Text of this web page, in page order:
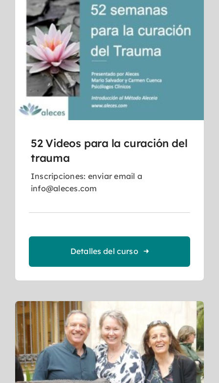
52 Videos para la curación del
trauma
Inscripciones: enviar email a
info@aleces.com
Detalles del curso